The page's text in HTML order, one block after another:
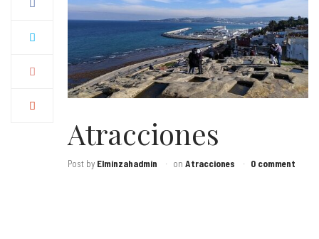
Atracciones
Post by Elminzahadmin on Atracciones 0 comment